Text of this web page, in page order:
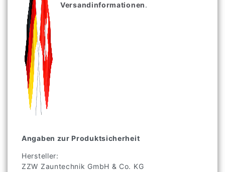
Versandinformationen.
Angaben zur Produktsicherheit
Hersteller:
ZZW Zauntechnik GmbH & Co. KG